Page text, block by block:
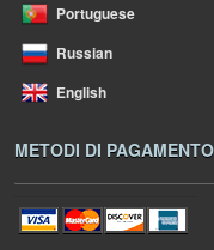
Portuguese
Russian
English
METODI DI